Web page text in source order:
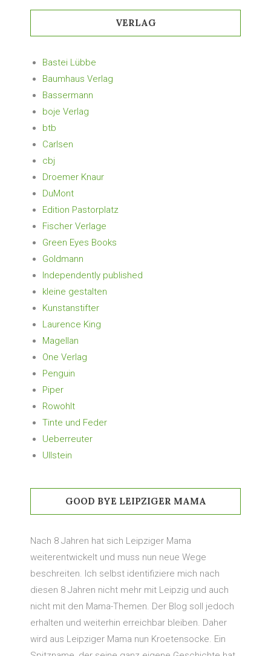
VERLAG
Bastei Lübbe
Baumhaus Verlag
Bassermann
boje Verlag
btb
Carlsen
cbj
Droemer Knaur
DuMont
Edition Pastorplatz
Fischer Verlage
Green Eyes Books
Goldmann
Independently published
kleine gestalten
Kunstanstifter
Laurence King
Magellan
One Verlag
Penguin
Piper
Rowohlt
Tinte und Feder
Ueberreuter
Ullstein
GOOD BYE LEIPZIGER MAMA
Nach 8 Jahren hat sich Leipziger Mama
weiterentwickelt und muss nun neue Wege
beschreiten. Ich selbst identifiziere mich nach
diesen 8 Jahren nicht mehr mit Leipzig und auch
nicht mit den Mama-Themen. Der Blog soll jedoch
erhalten und weiterhin erreichbar bleiben. Daher
wird aus Leipziger Mama nun Kroetensocke. Ein